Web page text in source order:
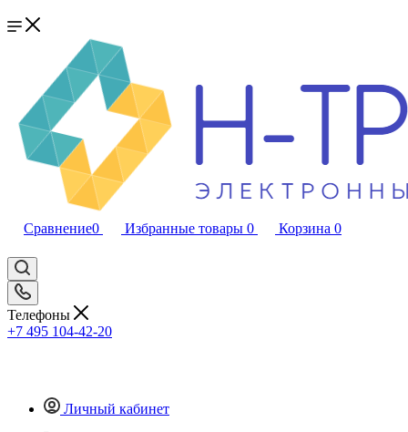
Сравнение0 Избранные товары 0 Корзина 0
Телефоны
+7 495 104-42-20
Личный кабинет